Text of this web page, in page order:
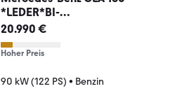
*LEDER*BI-
XENON*NAVI*PDC*STYLE*
20.990 €
Hoher Preis
90 kW (122 PS) • Benzin